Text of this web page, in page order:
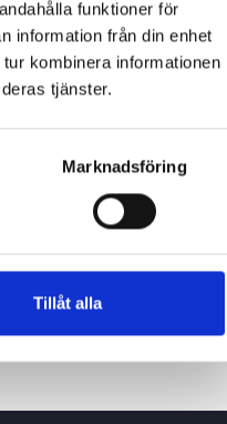
funktioner för
information från din enhet
kombinera informationen
tjänster.
Marknadsföring
Tillåt alla